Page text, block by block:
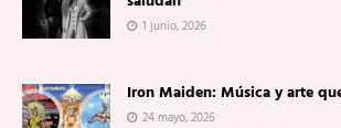
1 junio, 2026
Iron Maiden: Música y arte
24 mayo, 2026